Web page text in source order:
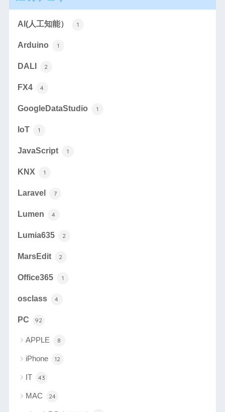
AI(人工知能） 1
Arduino 1
DALI 2
FX4 4
GoogleDataStudio 1
IoT 1
JavaScript 1
KNX 1
Laravel 7
Lumen 4
Lumia635 2
MarsEdit 2
Office365 1
osclass 4
PC 92
APPLE 8
iPhone 12
IT 43
MAC 24